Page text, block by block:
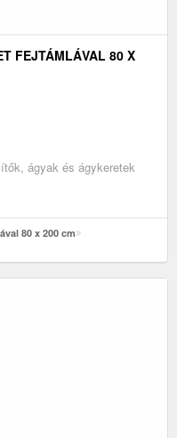
FEJTÁMLÁVAL 80 X
ágyak és ágykeretek
80 x 200 cm